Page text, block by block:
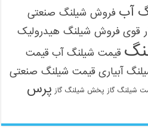
آب فروش شیلنگ صنعتی
قوی فروش شیلنگ هیدرولیک
قیمت شیلنگ آب قیمت
آبیاری قیمت شیلنگ صنعتی
شیلنگ گاز پخش شیلنگ گاز پرس
09121161360